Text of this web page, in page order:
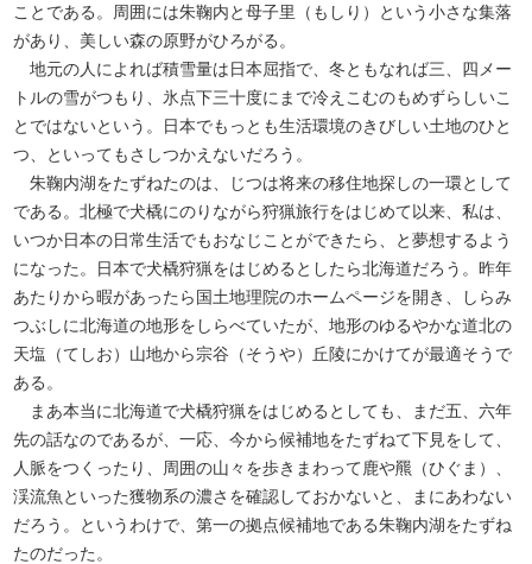
ことである。周囲には朱鞠内と母子里（もしり）という小さな集落
があり、美しい森の原野がひろがる。
地元の人によれば積雪量は日本屈指で、冬ともなれば三、四メー
トルの雪がつもり、氷点下三十度にまで冷えこむのもめずらしいこ
とではないという。日本でもっとも生活環境のきびしい土地のひと
つ、といってもさしつかえないだろう。
朱鞠内湖をたずねたのは、じつは将来の移住地探しの一環として
である。北極で犬橇にのりながら狩猟旅行をはじめて以来、私は、
いつか日本の日常生活でもおなじことができたら、と夢想するよう
になった。日本で犬橇狩猟をはじめるとしたら北海道だろう。昨年
あたりから暇があったら国土地理院のホームページを開き、しらみ
つぶしに北海道の地形をしらべていたが、地形のゆるやかな道北の
天塩（てしお）山地から宗谷（そうや）丘陵にかけてが最適そうで
ある。
まあ本当に北海道で犬橇狩猟をはじめるとしても、まだ五、六年
先の話なのであるが、一応、今から候補地をたずねて下見をして、
人脈をつくったり、周囲の山々を歩きまわって鹿や羆（ひぐま）、
渓流魚といった獲物系の濃さを確認しておかないと、まにあわない
だろう。というわけで、第一の拠点候補地である朱鞠内湖をたずね
たのだった。